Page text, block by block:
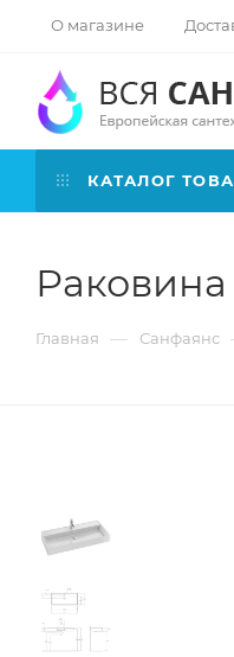
О магазине
КАТАЛОГ
Раковина
Главная — Санфаянс